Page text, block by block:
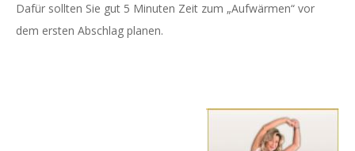
Dafür sollten Sie gut 5 Minuten Zeit zum „Aufwärmen“ vor
dem ersten Abschlag planen.